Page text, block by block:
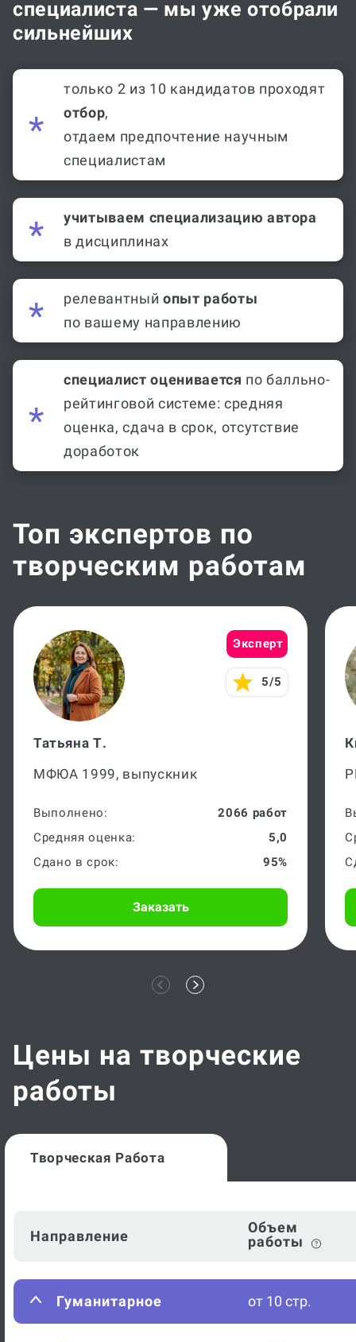
специалиста — мы уже отобрали
сильнейших
только 2 из 10 кандидатов проходят
отбор,
отдаем предпочтение научным
специалистам
учитываем специализацию автора
в дисциплинах
релевантный опыт работы
по вашему направлению
специалист оценивается по балльно-
рейтинговой системе: средняя
оценка, сдача в срок, отсутствие
доработок
Топ экспертов по
творческим работам
Эксперт
5/5
Татьяна Т.
МФЮА 1999, выпускник
Выполнено:
2066 работ
Средняя оценка:
5,0
Сдано в срок:
95%
Заказать
Цены на творческие
работы
Творческая Работа
Направление
Объем
работы
Гуманитарное от 10 стр.